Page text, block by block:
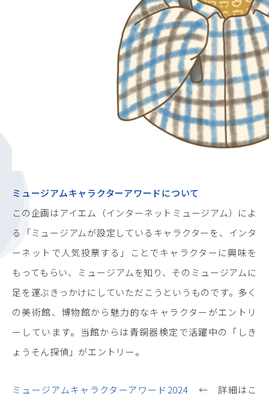
ミュージアムキャラクターアワードについて
この企画はアイエム（インターネットミュージアム）によ
る「ミュージアムが設定しているキャラクターを、インタ
ーネットで人気投票する」ことでキャラクターに興味を
もってもらい、ミュージアムを知り、そのミュージアムに
足を運ぶきっかけにしていただこうというものです。多く
の美術館、博物館から魅力的なキャラクターがエントリ
ーしています。当館からは青銅器検定で活躍中の「しき
ょうそん探偵」がエントリー。
ミュージアムキャラクターアワード2024 ← 詳細はこ